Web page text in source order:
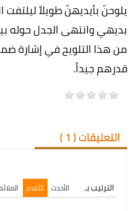
يلوحنّ بأيديهنّ طويلاً
بديهي وانتهى الجدل حوله
من هذا التلويح في إشارة
قدرهم جيداً.
التعليقات (1
)
الترتيب بـ الأحدث الأقدم